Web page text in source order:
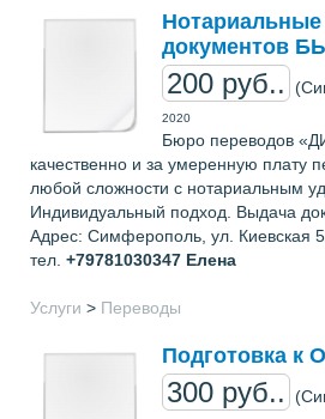
документов
200 руб..
2020
Бюро переводов
качественно и за умеренную плату
любой сложности с нотариальным
Индивидуальный подход. Выдача
Адрес: Симферополь, ул. Киевская
тел. +79781030347 Елена
Услуги > Переводы
Подготовка к
300 руб..